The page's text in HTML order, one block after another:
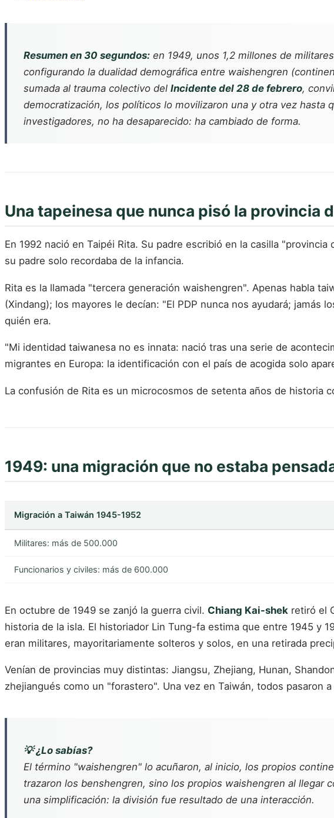
Resumen en 30 segundos: en 1949, unos 1,2 millones de
configurando la dualidad demográfica entre waishengren
sumada al trauma colectivo del Incidente del 28 de febrero,
democratización, los políticos lo movilizaron una y otra vez hasta
investigadores, no ha desaparecido: ha cambiado de forma.
Una tapeinesa que nunca pisó la provincia
En 1992 nació en Taipéi Rita. Su padre escribió en la casilla
su padre solo recordaba de la infancia.
Rita es la llamada "tercera generación waishengren". Apenas habla
(Xindang); los mayores le decían: "El PDP nunca nos ayudará; jamás
quién era.
"Mi identidad taiwanesa no es innata: nació tras una serie de
migrantes en Europa: la identificación con el país de acogida solo
La confusión de Rita es un microcosmos de setenta años de historia
1949: una migración que no estaba
Migración a Taiwán 1945-1952
Militares: más de 500.000
Funcionarios y civiles: más de 600.000
En octubre de 1949 se zanjó la guerra civil. Chiang Kai-shek retiró el
historia de la isla. El historiador Lin Tung-fa estima que entre 1945 y
eran militares, mayoritariamente solteros y solos, en una retirada
Venían de provincias muy distintas: Jiangsu, Zhejiang, Hunan,
zhejiangués como un "forastero". Una vez en Taiwán, todos pasaron
💡 ¿Lo sabías?
El término "waishengren" lo acuñaron, al inicio, los propios
trazaron los benshengren, sino los propios waishengren al llegar
una simplificación: la división fue resultado de una interacción.